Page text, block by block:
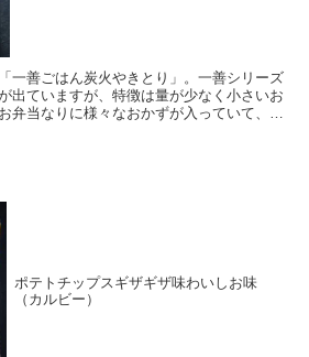
一善ごはん炭火やきとり」。一善シリーズ
出ていますが、特徴は量が少なく小さいお
弁当なりに様々なおかずが入っていて、彩
ポテトチップスギザギザ味わいしお味
（カルビー）